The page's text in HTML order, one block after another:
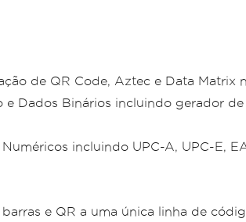
de QR Code, Aztec e Data Matrix
Dados Binários incluindo gerador
incluindo UPC-A, UPC-E,
e QR a uma única linha de